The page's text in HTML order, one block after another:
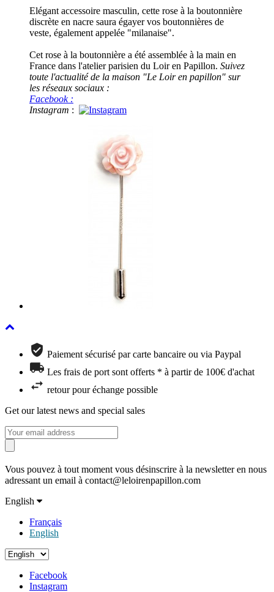
Elégant accessoire masculin, cette rose à la boutonnière
discrète en nacre saura égayer vos boutonnières de
veste, également appelée "milanaise".
Cet rose à la boutonnière a été assemblée à la main en
France dans l'atelier parisien du Loir en Papillon. Suivez
toute l'actualité de la maison "Le Loir en papillon" sur
les réseaux sociaux :
Facebook :
Instagram :
Paiement sécurisé par carte bancaire ou via Paypal
Les frais de port sont offerts * à partir de 100€ d'achat
retour pour échange possible
Get our latest news and special sales
Vous pouvez à tout moment vous désinscrire à la newsletter en nous
adressant un email à contact@leloirenpapillon.com
English
Français
English
Facebook
Instagram